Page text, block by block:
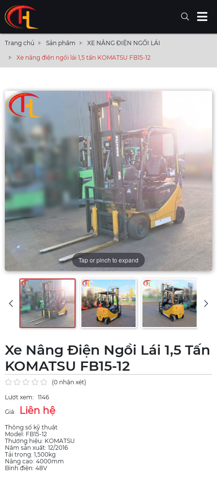
Trang chủ Sản phẩm
XE NÂNG ĐIỆN NGỒI LÁI
Xe nâng điện ngồi lái 1,5 tấn KOMATSU FB15-12
Tap or pinch to expand
Xe Nâng Điện Ngồi Lái 1,5 Tấn
KOMATSU FB15-12
(0 nhận xét)
Lượt xem: 1146
Giá:
Liên hệ
Thông số kỹ thuật
Model: FB15-12
Thương hiệu: KOMATSU
Năm sản xuất: 12/2016
Tải trọng: 1,500kg
Nâng cao: 4000mm
Bình điện: 48V